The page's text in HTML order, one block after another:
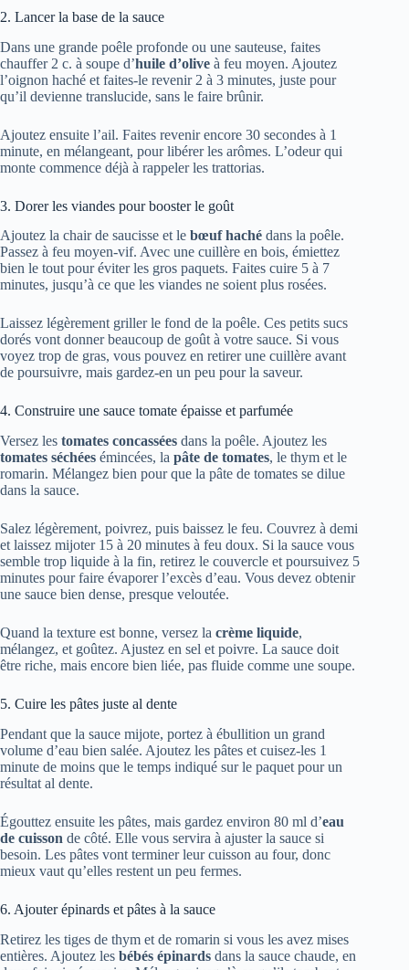
2. Lancer la base de la sauce
Dans une grande poêle profonde ou une sauteuse, faites
chauffer 2 c. à soupe d’huile d’olive à feu moyen. Ajoutez
l’oignon haché et faites-le revenir 2 à 3 minutes, juste pour
qu’il devienne translucide, sans le faire brûnir.
Ajoutez ensuite l’ail. Faites revenir encore 30 secondes à 1
minute, en mélangeant, pour libérer les arômes. L’odeur qui
monte commence déjà à rappeler les trattorias.
3. Dorer les viandes pour booster le goût
Ajoutez la chair de saucisse et le bœuf haché dans la poêle.
Passez à feu moyen-vif. Avec une cuillère en bois, émiettez
bien le tout pour éviter les gros paquets. Faites cuire 5 à 7
minutes, jusqu’à ce que les viandes ne soient plus rosées.
Laissez légèrement griller le fond de la poêle. Ces petits sucs
dorés vont donner beaucoup de goût à votre sauce. Si vous
voyez trop de gras, vous pouvez en retirer une cuillère avant
de poursuivre, mais gardez-en un peu pour la saveur.
4. Construire une sauce tomate épaisse et parfumée
Versez les tomates concassées dans la poêle. Ajoutez les
tomates séchées émincées, la pâte de tomates, le thym et le
romarin. Mélangez bien pour que la pâte de tomates se dilue
dans la sauce.
Salez légèrement, poivrez, puis baissez le feu. Couvrez à demi
et laissez mijoter 15 à 20 minutes à feu doux. Si la sauce vous
semble trop liquide à la fin, retirez le couvercle et poursuivez 5
minutes pour faire évaporer l’excès d’eau. Vous devez obtenir
une sauce bien dense, presque veloutée.
Quand la texture est bonne, versez la crème liquide,
mélangez, et goûtez. Ajustez en sel et poivre. La sauce doit
être riche, mais encore bien liée, pas fluide comme une soupe.
5. Cuire les pâtes juste al dente
Pendant que la sauce mijote, portez à ébullition un grand
volume d’eau bien salée. Ajoutez les pâtes et cuisez-les 1
minute de moins que le temps indiqué sur le paquet pour un
résultat al dente.
Égouttez ensuite les pâtes, mais gardez environ 80 ml d’eau
de cuisson de côté. Elle vous servira à ajuster la sauce si
besoin. Les pâtes vont terminer leur cuisson au four, donc
mieux vaut qu’elles restent un peu fermes.
6. Ajouter épinards et pâtes à la sauce
Retirez les tiges de thym et de romarin si vous les avez mises
entières. Ajoutez les bébés épinards dans la sauce chaude, en